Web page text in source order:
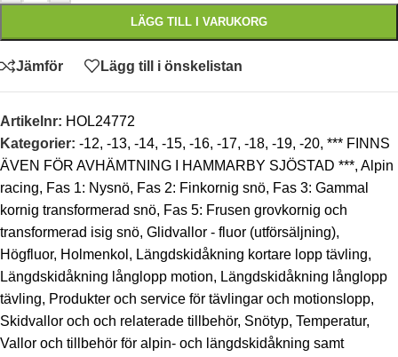
LÄGG TILL I VARUKORG
Jämför Lägg till i önskelistan
Artikelnr: HOL24772
Kategorier: -12, -13, -14, -15, -16, -17, -18, -19, -20, *** FINNS
ÄVEN FÖR AVHÄMTNING I HAMMARBY SJÖSTAD ***, Alpin
racing, Fas 1: Nysnö, Fas 2: Finkornig snö, Fas 3: Gammal
kornig transformerad snö, Fas 5: Frusen grovkornig och
transformerad isig snö, Glidvallor - fluor (utförsäljning),
Högfluor, Holmenkol , Längdskidåkning kortare lopp tävling,
Längdskidåkning långlopp motion, Längdskidåkning långlopp
tävling, Produkter och service för tävlingar och motionslopp,
Skidvallor och och relaterade tillbehör, Snötyp, Temperatur,
Vallor och tillbehör för alpin- och längdskidåkning samt